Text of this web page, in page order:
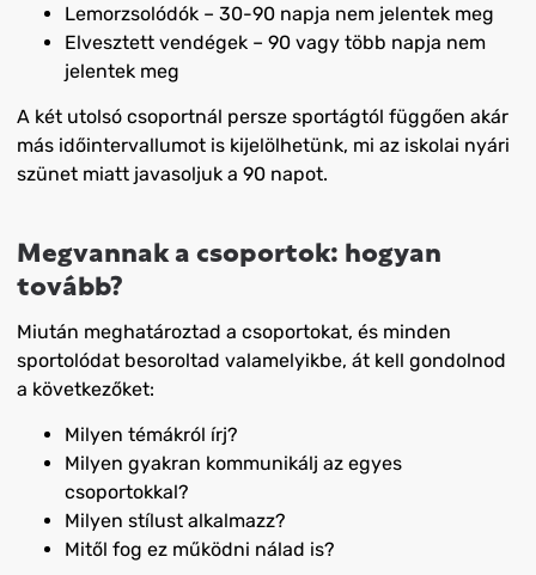
Lemorzsolódók – 30-90 napja nem jelentek meg
Elvesztett vendégek – 90 vagy több napja nem
jelentek meg
A két utolsó csoportnál persze sportágtól függően akár
más időintervallumot is kijelölhetünk, mi az iskolai nyári
szünet miatt javasoljuk a 90 napot.
Megvannak a csoportok: hogyan
tovább?
Miután meghatároztad a csoportokat, és minden
sportolódat besoroltad valamelyikbe, át kell gondolnod
a következőket:
Milyen témákról írj?
Milyen gyakran kommunikálj az egyes
csoportokkal?
Milyen stílust alkalmazz?
Mitől fog ez működni nálad is?